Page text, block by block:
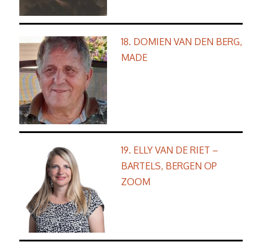
18. DOMIEN VAN DEN BERG,
MADE
19. ELLY VAN DE RIET –
BARTELS, BERGEN OP
ZOOM